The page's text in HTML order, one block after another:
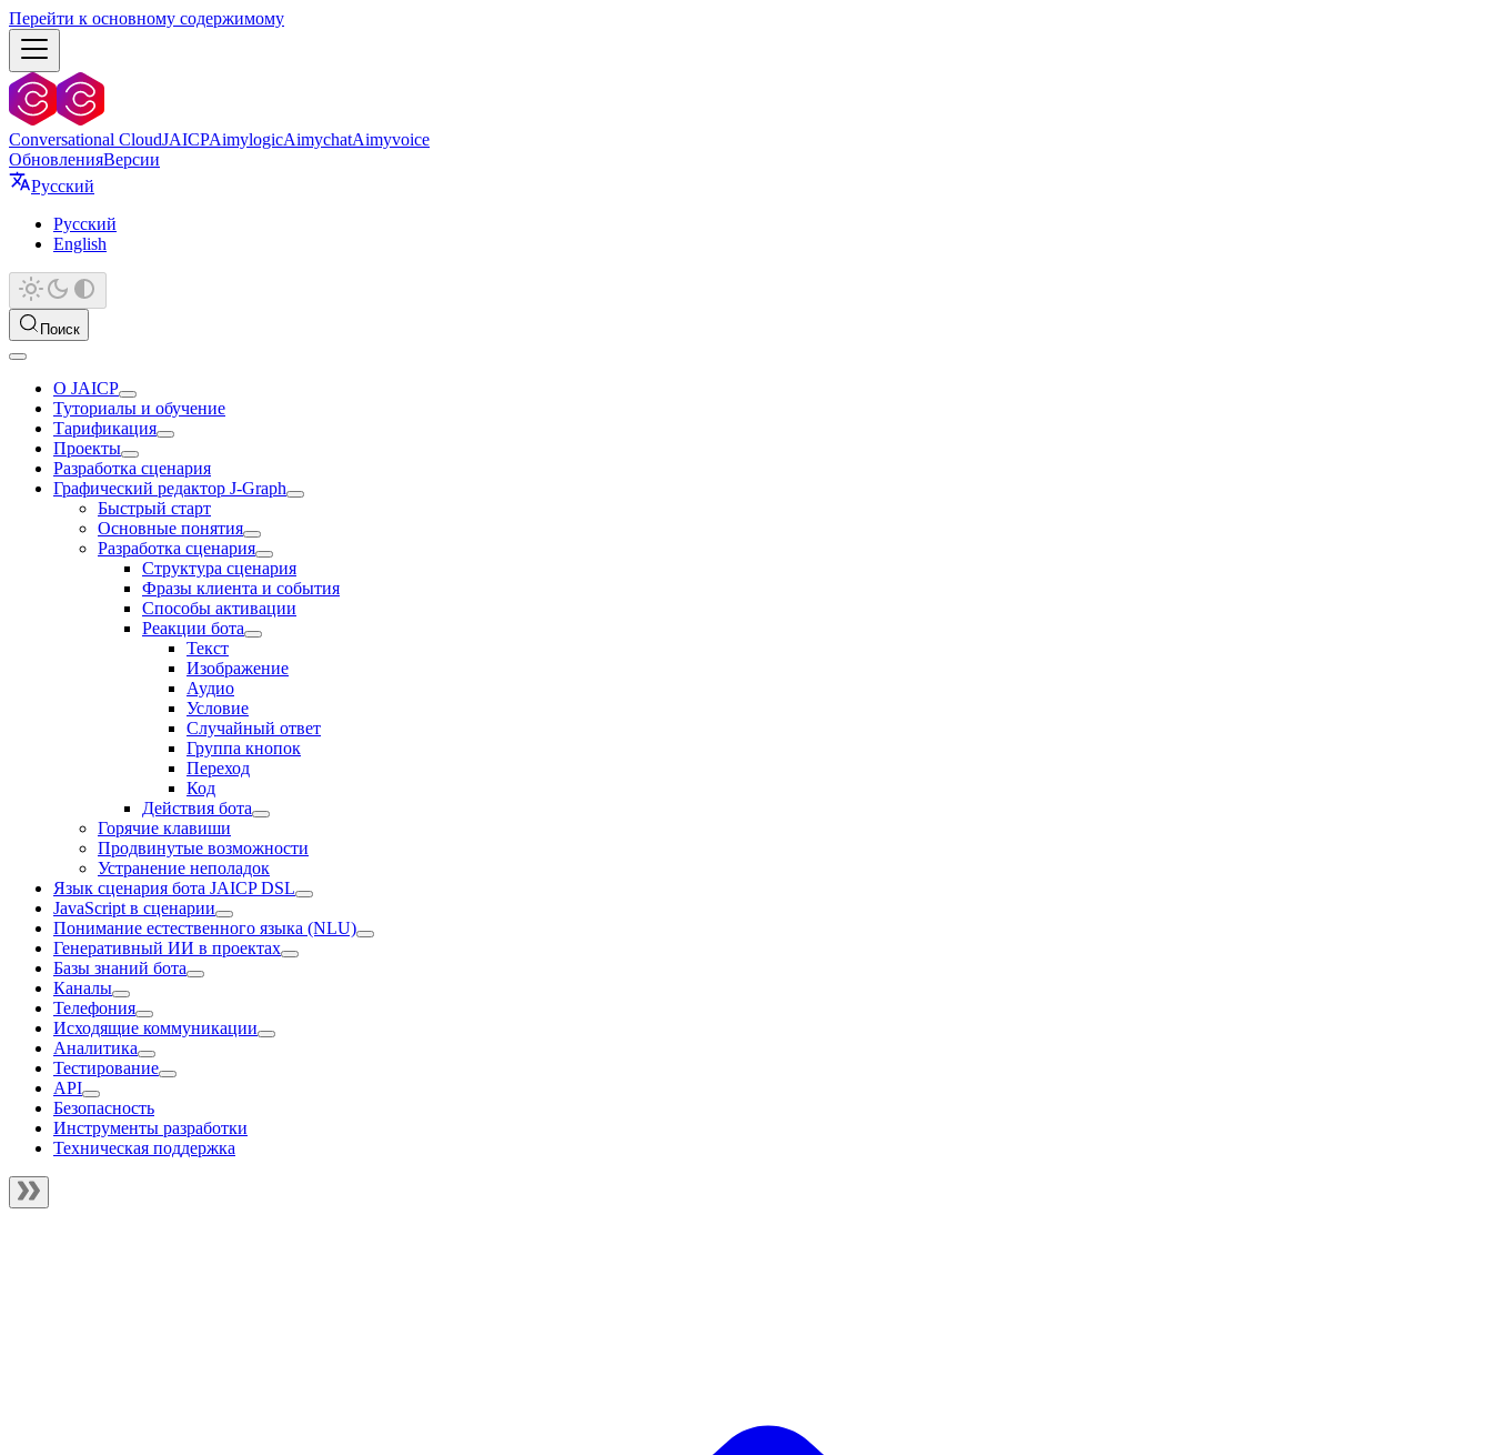
Перейти к основному содержимому
Conversational CloudJAICPAimylogicAimychatAimyvoice
ОбновленияВерсии
Русский
Русский
English
Поиск
О JAICP
Туториалы и обучение
Тарификация
Проекты
Разработка сценария
Графический редактор J‑Graph
Быстрый старт
Основные понятия
Разработка сценария
Структура сценария
Фразы клиента и события
Способы активации
Реакции бота
Текст
Изображение
Аудио
Условие
Случайный ответ
Группа кнопок
Переход
Код
Действия бота
Горячие клавиши
Продвинутые возможности
Устранение неполадок
Язык сценария бота JAICP DSL
JavaScript в сценарии
Понимание естественного языка (NLU)
Генеративный ИИ в проектах
Базы знаний бота
Каналы
Телефония
Исходящие коммуникации
Аналитика
Тестирование
API
Безопасность
Инструменты разработки
Техническая поддержка